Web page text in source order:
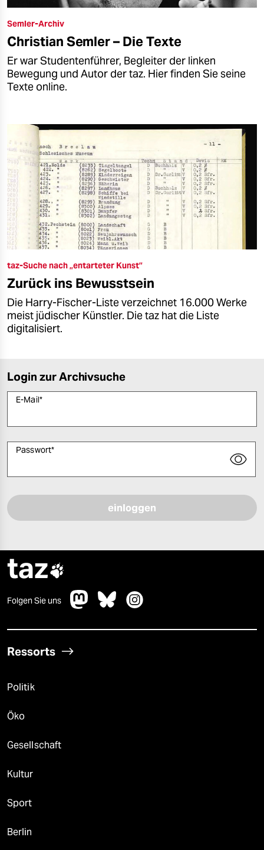
Semler-Archiv
Christian Semler – Die Texte
Er war Studentenführer, Begleiter der linken
Bewegung und Autor der taz. Hier finden Sie seine
Texte online.
taz-Suche nach „entarteter Kunst”
Zurück ins Bewusstsein
Die Harry-Fischer-Liste verzeichnet 16.000 Werke
meist jüdischer Künstler. Die taz hat die Liste
digitalisiert.
Login zur Archivsuche
E-Mail*
Passwort*
taz
Folgen Sie uns
Ressorts
Politik
Öko
Gesellschaft
Kultur
Sport
Berlin